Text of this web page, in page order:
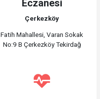
Eczanesi
Çerkezköy
Fatih Mahallesi, Varan Sokak
No:9 B Çerkezköy Tekirdağ